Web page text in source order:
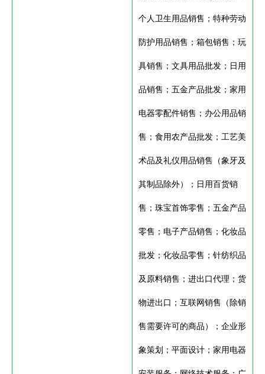
个人卫生用品销售；特种劳动
防护用品销售；箱包销售；玩
具销售；文具用品批发；日用
品销售；五金产品批发；家用
电器零配件销售；办公用品销
售；食用农产品批发；工艺美
术品及礼仪用品销售（象牙及
其制品除外）；日用百货销
售；珠宝首饰零售；五金产品
零售；电子产品销售；化妆品
批发；化妆品零售；针纺织品
及原料销售；进出口代理；货
物进出口；互联网销售（除销
售需要许可的商品）；企业形
象策划；平面设计；家用电器